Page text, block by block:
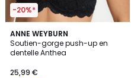
-20%*
ANNE WEYBURN
Soutien-gorge push-up en
dentelle Anthea
25,99 €
4,5
/ 5
3
Couleurs